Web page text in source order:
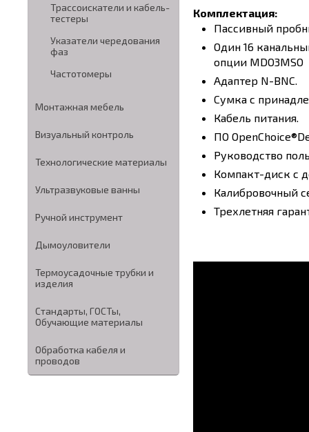
Трассоискатели и кабель-
тестеры
Указатели чередования
фаз
Частотомеры
Монтажная мебель
Визуальный контроль
Технологические материалы
Ультразвуковые ванны
Ручной инструмент
Дымоуловители
Термоусадочные трубки и
изделия
Стандарты, ГОСТы,
Обучающие материалы
Обработка кабеля и
проводов
Комплектация:
Пассивный
Один 16
опции MDO3MSO
Адаптер N-BNC.
Сумка с
Кабель питания.
ПО
Руководство
Компакт-диск с
Калибровочный
Трехлетняя